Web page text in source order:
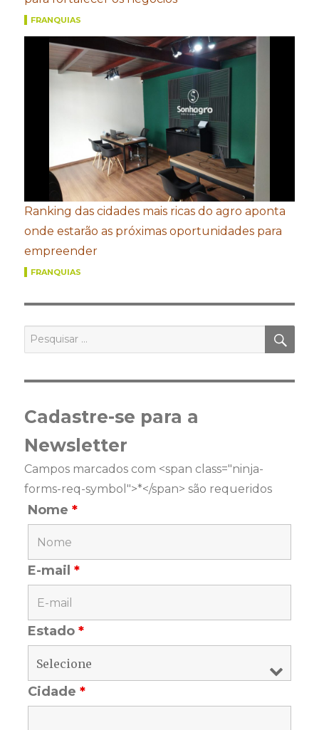
FRANQUIAS
Ranking das cidades mais ricas do agro aponta
onde estarão as próximas oportunidades para
empreender
FRANQUIAS
por:
Cadastre-se para a
Newsletter
Campos marcados com <span class="ninja-
forms-req-symbol">*</span> são requeridos
Nome*
E-mail*
Estado*
Cidade*